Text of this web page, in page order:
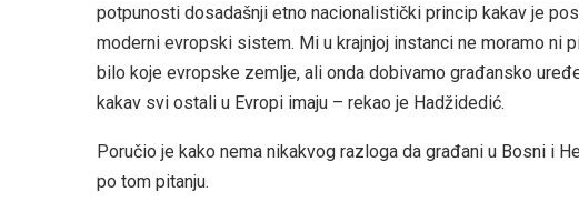
potpunosti dosadašnji etno nacionalistički princip kakav je
moderni evropski sistem. Mi u krajnjoj instanci ne moramo ni
bilo koje evropske zemlje, ali onda dobivamo građansko
kakav svi ostali u Evropi imaju – rekao je Hadžidedić.
Poručio je kako nema nikakvog razloga da građani u Bosni i
po tom pitanju.